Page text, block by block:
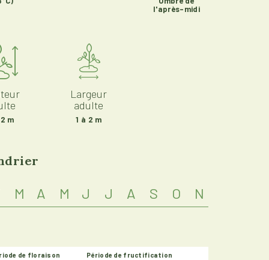
m
Largeur
adulte
1 à 2 m
l'après-midi
M A M J J A S O N
de floraison Période de fructification